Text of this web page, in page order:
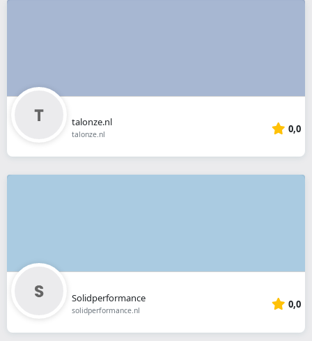
talonze.nl
talonze.nl 0,0
Solidperformance
solidperformance.nl 0,0